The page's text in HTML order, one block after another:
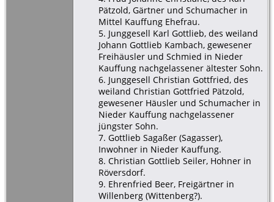
Pätzold, Gärtner und Schumacher in
Mittel Kauffung Ehefrau.
5. Junggesell Karl Gottlieb, des weiland
Johann Gottlieb Kambach, gewesener
Freihäusler und Schmied in Nieder
Kauffung nachgelassener ältester Sohn.
6. Junggesell Christian Gottfried, des
weiland Christian Gottfried Pätzold,
gewesener Häusler und Schumacher in
Nieder Kauffung nachgelassener
jüngster Sohn.
7. Gottlieb Sagaßer (Sagasser),
Inwohner in Nieder Kauffung.
8. Christian Gottlieb Seiler, Hohner in
Röversdorf.
9. Ehrenfried Beer, Freigärtner in
Willenberg (Wittenberg?).